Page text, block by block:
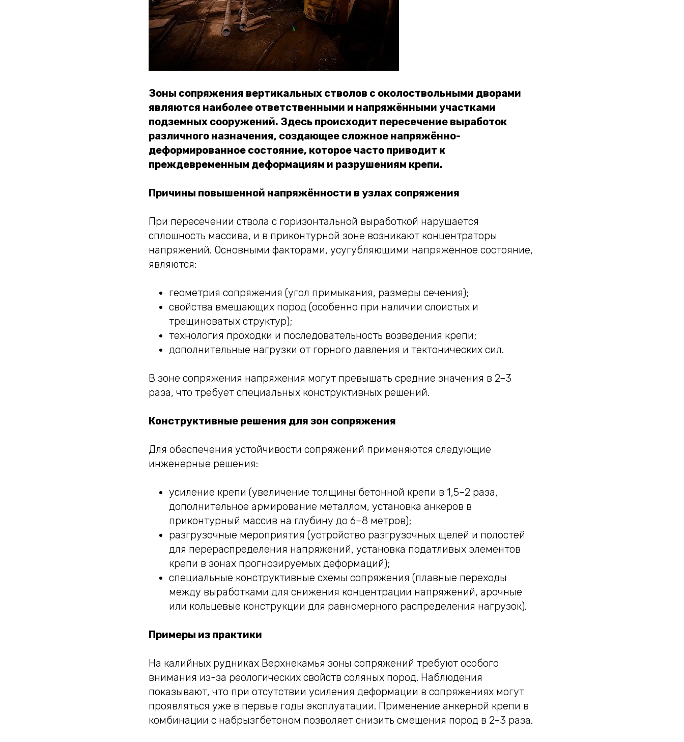
Зоны сопряжения вертикальных стволов с околоствольными дворами
являются наиболее ответственными и напряжёнными участками
подземных сооружений. Здесь происходит пересечение выработок
различного назначения, создающее сложное напряжённо-
деформированное состояние, которое часто приводит к
преждевременным деформациям и разрушениям крепи.
Причины повышенной напряжённости в узлах сопряжения
При пересечении ствола с горизонтальной выработкой нарушается
сплошность массива, и в приконтурной зоне возникают концентраторы
напряжений. Основными факторами, усугубляющими напряжённое состояние,
являются:
геометрия сопряжения (угол примыкания, размеры сечения);
свойства вмещающих пород (особенно при наличии слоистых и
трещиноватых структур);
технология проходки и последовательность возведения крепи;
дополнительные нагрузки от горного давления и тектонических сил.
В зоне сопряжения напряжения могут превышать средние значения в 2–3
раза, что требует специальных конструктивных решений.
Конструктивные решения для зон сопряжения
Для обеспечения устойчивости сопряжений применяются следующие
инженерные решения:
усиление крепи (увеличение толщины бетонной крепи в 1,5–2 раза,
дополнительное армирование металлом, установка анкеров в
приконтурный массив на глубину до 6–8 метров);
разгрузочные мероприятия (устройство разгрузочных щелей и полостей
для перераспределения напряжений, установка податливых элементов
крепи в зонах прогнозируемых деформаций);
специальные конструктивные схемы сопряжения (плавные переходы
между выработками для снижения концентрации напряжений, арочные
или кольцевые конструкции для равномерного распределения нагрузок).
Примеры из практики
На калийных рудниках Верхнекамья зоны сопряжений требуют особого
внимания из-за реологических свойств соляных пород. Наблюдения
показывают, что при отсутствии усиления деформации в сопряжениях могут
проявляться уже в первые годы эксплуатации. Применение анкерной крепи в
комбинации с набрызгбетоном позволяет снизить смещения пород в 2–3 раза.